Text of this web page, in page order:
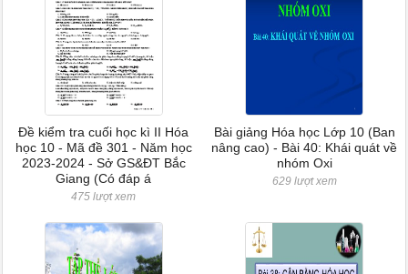
Đề kiểm tra cuối học kì II Hóa
học 10 - Mã đề 301 - Năm học
2023-2024 - Sở GS&ĐT Bắc
Giang (Có đáp á
475 lượt xem
Bài giảng Hóa học Lớp 10 (Ban
nâng cao) - Bài 40: Khái quát về
nhóm Oxi
629 lượt xem